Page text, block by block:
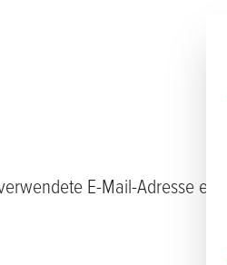
E-Mail-Adresse ein.